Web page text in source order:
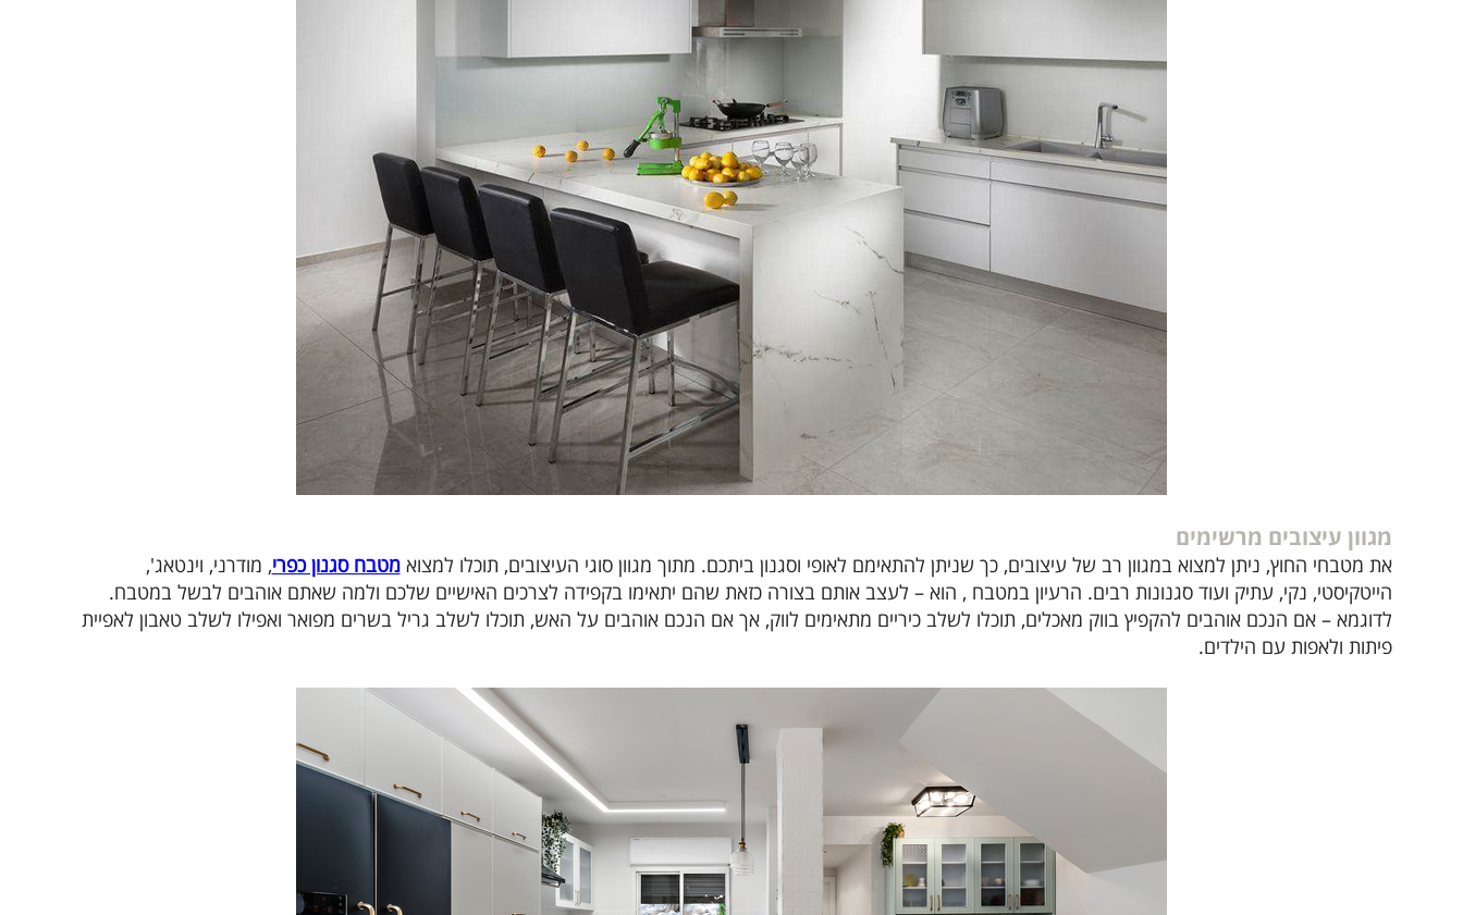
מגוון עיצובים מרשימים
את מטבחי החוץ, ניתן למצוא במגוון רב של עיצובים, כך שניתן להתאימם לאופי וסגנון ביתכם. מתוך מגוון סוגי העיצובים, תוכלו למצואמטבח סגנון כפרי, מודרני, וינטאג',
הייטקיסטי, נקי, עתיק ועוד סגנונות רבים. הרעיון במטבח , הוא – לעצב אותם בצורה כזאת שהם יתאימו בקפידה לצרכים האישיים שלכם ולמה שאתם אוהבים לבשל במטבח.
לדוגמא – אם הנכם אוהבים להקפיץ בווק מאכלים, תוכלו לשלב כיריים מתאימים לווק, אך אם הנכם אוהבים על האש, תוכלו לשלב גריל בשרים מפואר ואפילו לשלב טאבון לאפיית
פיתות ולאפות עם הילדים.